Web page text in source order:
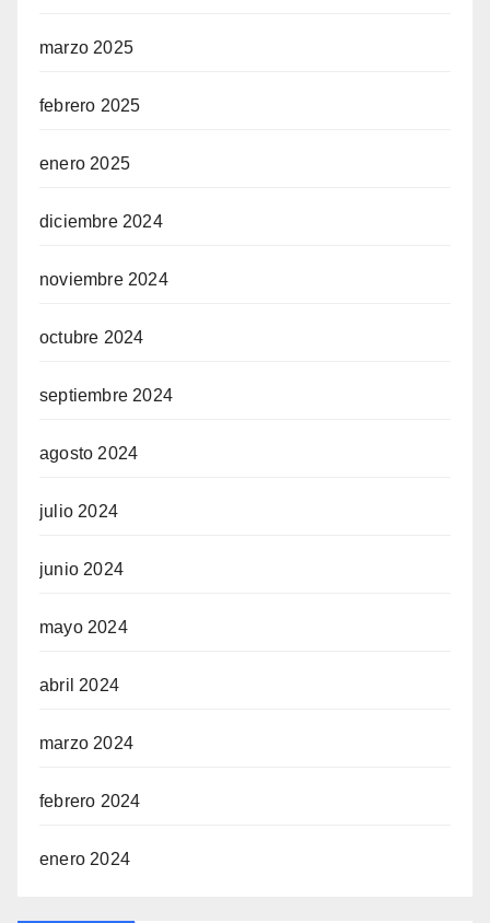
marzo 2025
febrero 2025
enero 2025
diciembre 2024
noviembre 2024
octubre 2024
septiembre 2024
agosto 2024
julio 2024
junio 2024
mayo 2024
abril 2024
marzo 2024
febrero 2024
enero 2024